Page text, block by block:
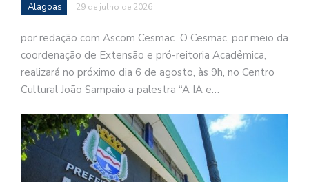
Alagoas 29 de julho de 2026
por redação com Ascom Cesmac O Cesmac, por meio da
coordenação de Extensão e pró-reitoria Acadêmica,
realizará no próximo dia 6 de agosto, às 9h, no Centro
Cultural João Sampaio a palestra “A IA e…